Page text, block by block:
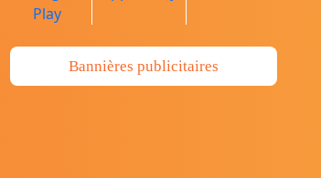
Bannières publicitaires